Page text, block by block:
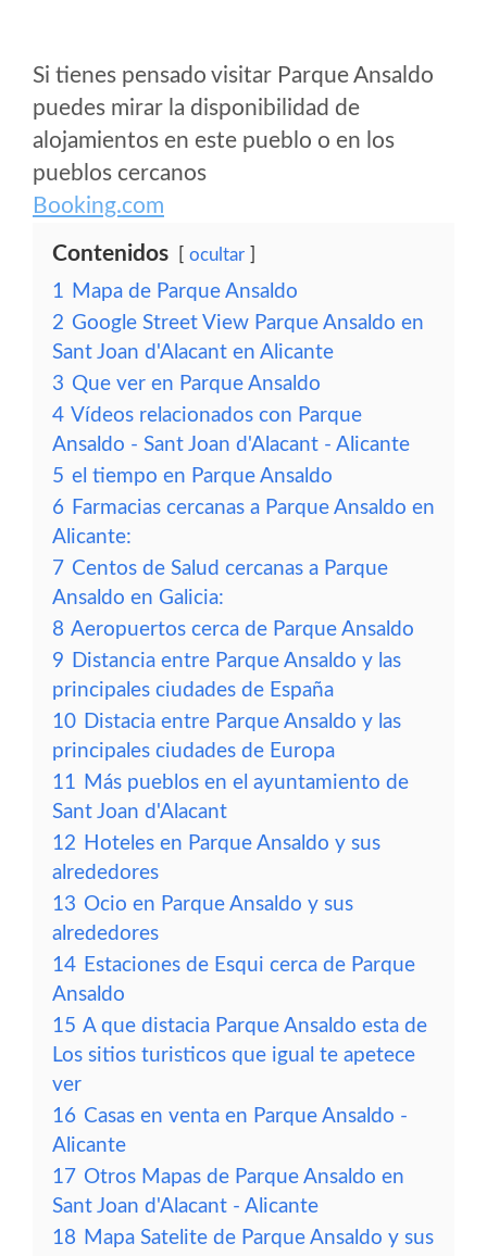
Si tienes pensado visitar Parque Ansaldo
puedes mirar la disponibilidad de
alojamientos en este pueblo o en los
pueblos cercanos
Booking.com
Contenidos ocultar
1 Mapa de Parque Ansaldo
2 Google Street View Parque Ansaldo en
Sant Joan d'Alacant en Alicante
3 Que ver en Parque Ansaldo
4 Vídeos relacionados con Parque
Ansaldo - Sant Joan d'Alacant - Alicante
5 el tiempo en Parque Ansaldo
6 Farmacias cercanas a Parque Ansaldo en
Alicante:
7 Centos de Salud cercanas a Parque
Ansaldo en Galicia:
8 Aeropuertos cerca de Parque Ansaldo
9 Distancia entre Parque Ansaldo y las
principales ciudades de España
10 Distacia entre Parque Ansaldo y las
principales ciudades de Europa
11 Más pueblos en el ayuntamiento de
Sant Joan d'Alacant
12 Hoteles en Parque Ansaldo y sus
alrededores
13 Ocio en Parque Ansaldo y sus
alrededores
14 Estaciones de Esqui cerca de Parque
Ansaldo
15 A que distacia Parque Ansaldo esta de
Los sitios turisticos que igual te apetece
ver
16 Casas en venta en Parque Ansaldo -
Alicante
17 Otros Mapas de Parque Ansaldo en
Sant Joan d'Alacant - Alicante
18 Mapa Satelite de Parque Ansaldo y sus